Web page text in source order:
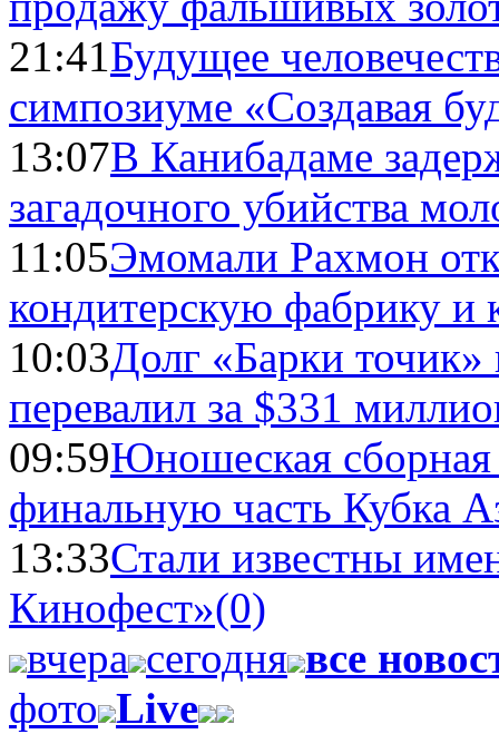
21:41Будущее
симпозиуме «Создавая
13:07В Канибадаме
загадочного убийства
11:05Эмомали Рахмон
кондитерскую фабрику и
10:03Долг «Барки
перевалил за $331
09:59Юношеская
финальную часть Кубка
13:33Стали известны
Кинофест»(0)
вчера сегодня все
фото Live